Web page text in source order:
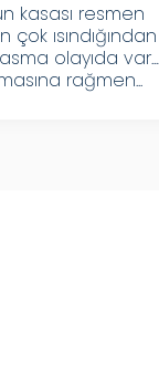
kasası resmen
ısındığından
olayıda var....
rağmen...